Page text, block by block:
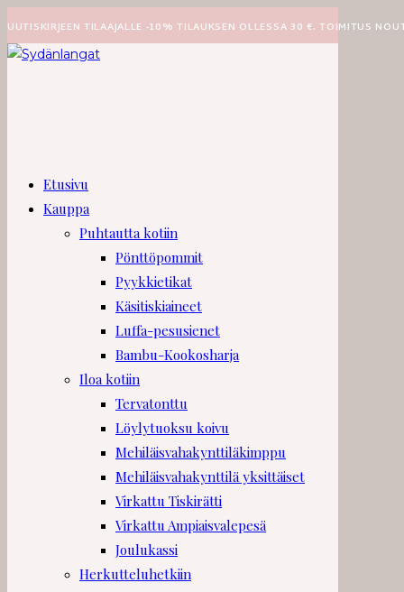
suoraan
sisältöön
UUTISKIRJEEN TILAAJALLE -10% TILAUKSEN OLLESSA 30 €. TOIMITUS
Etusivu
Kauppa
Puhtautta kotiin
Pönttöpommit
Pyykkietikat
Käsitiskiaineet
Luffa-pesusienet
Bambu-Kookosharja
Iloa kotiin
Tervatonttu
Löylytuoksu koivu
Mehiläisvahakynttiläkimppu
Mehiläisvahakynttilä yksittäiset
Virkattu Tiskirätti
Virkattu Ampiaisvalepesä
Joulukassi
Herkutteluhetkiin